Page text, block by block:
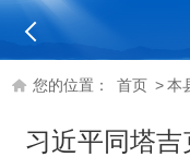
您的位置： 首页 >本
习近平同塔